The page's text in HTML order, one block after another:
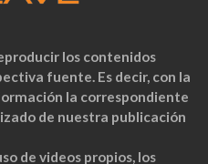
los contenidos
fuente. Es decir, con la
la correspondiente
de nuestra publicación
de videos propios, los